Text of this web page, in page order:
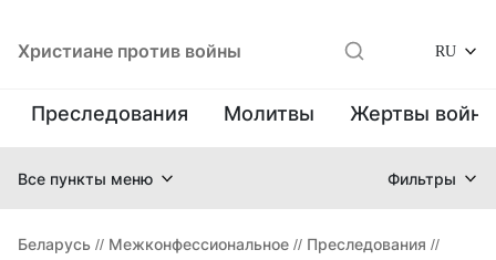
Христиане против войны RU
Преследования Молитвы Жертвы
Все пункты меню Фильтры
Беларусь // Межконфессиональное // Преследования //